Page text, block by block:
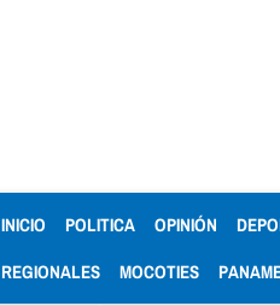
INICIO (CURRENT)
POLITICA OPINIÓN
REGIONALES MOCOTIES